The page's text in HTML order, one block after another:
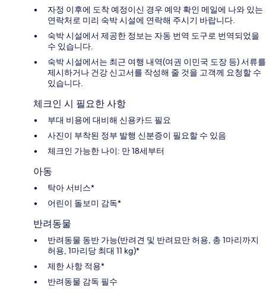
자정 이후에 도착 예정이신 경우 예약 확인 메일에 나와 있는
연락처로 미리 숙박 시설에 연락해 주시기 바랍니다.
숙박 시설에서 제공한 정보는 자동 번역 도구로 번역되었을
수 있습니다.
숙박 시설에서는 최근 여행 내역(여권 이민국 도장 등) 서류를
제시하거나 건강 신고서를 작성해 줄 것을 고객께 요청할 수
있습니다.
체크인 시 필요한 사항
부대 비용에 대비해 신용카드 필요
사진이 부착된 정부 발행 신분증이 필요할 수 있음
체크인 가능한 나이: 만 18세부터
아동
탁아 서비스*
어린이 돌보미 감독*
반려동물
반려동물 동반 가능(반려견 및 반려묘만 허용, 총 1마리까지
허용, 1마리당 최대 11 kg)*
제한 사항 적용*
반려동물 감독 필수